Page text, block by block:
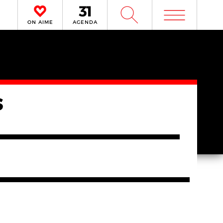
ON AIME AGENDA W m